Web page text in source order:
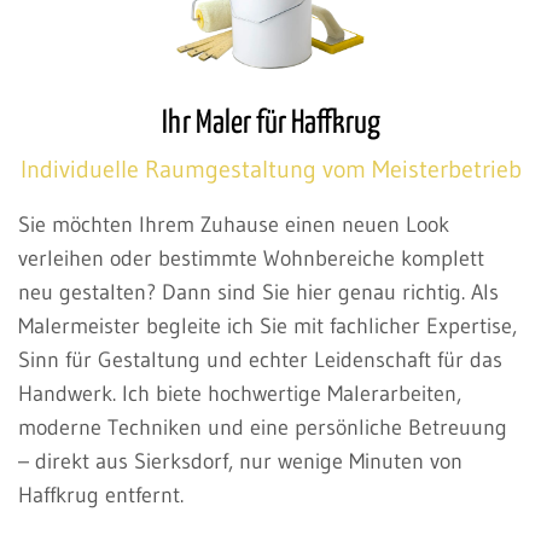
Ihr Maler für Haffkrug
Individuelle Raumgestaltung vom Meisterbetrieb
Sie möchten Ihrem Zuhause einen neuen Look
verleihen oder bestimmte Wohnbereiche komplett
neu gestalten? Dann sind Sie hier genau richtig. Als
Malermeister begleite ich Sie mit fachlicher Expertise,
Sinn für Gestaltung und echter Leidenschaft für das
Handwerk. Ich biete hochwertige Malerarbeiten,
moderne Techniken und eine persönliche Betreuung
– direkt aus Sierksdorf, nur wenige Minuten von
Haffkrug entfernt.